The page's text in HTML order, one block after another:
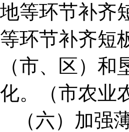
地等环节补齐
等环节补齐短
（市、区）
化。（市农业
（六）加强